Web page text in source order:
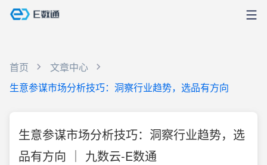
首页
文章中心
生意参谋市场分析技巧：洞察行业趋势，选品有方向
生意参谋市场分析技巧：洞察行业趋势，选
品有方向 ｜ 九数云-E数通